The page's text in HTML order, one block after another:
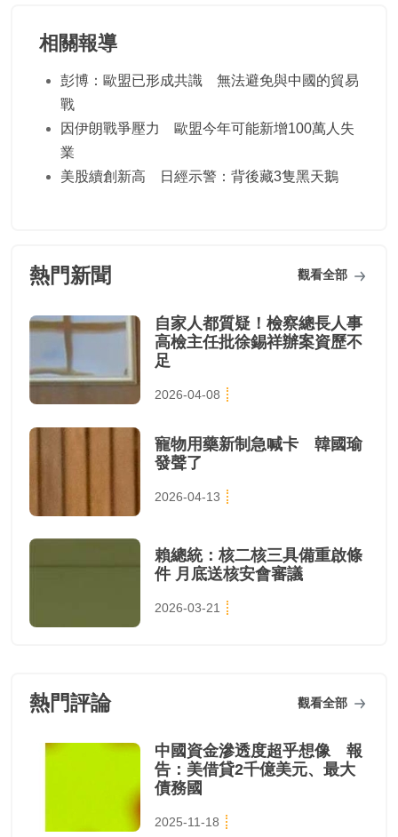
相關報導
彭博：歐盟已形成共識 無法避免與中國的貿易
戰
因伊朗戰爭壓力 歐盟今年可能新增100萬人失
業
美股續創新高 日經示警：背後藏3隻黑天鵝
熱門新聞 觀看全部
自家人都質疑！檢察總長人事
高檢主任批徐錫祥辦案資歷不
足
2026-04-08
寵物用藥新制急喊卡 韓國瑜
發聲了
2026-04-13
賴總統：核二核三具備重啟條
件 月底送核安會審議
2026-03-21
熱門評論 觀看全部
中國資金滲透度超乎想像 報
告：美借貸2千億美元、最大
債務國
2025-11-18